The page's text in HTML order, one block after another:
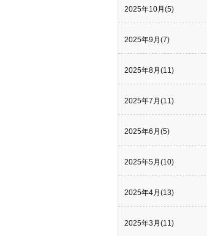
2025年10月(5)
2025年9月(7)
2025年8月(11)
2025年7月(11)
2025年6月(5)
2025年5月(10)
2025年4月(13)
2025年3月(11)